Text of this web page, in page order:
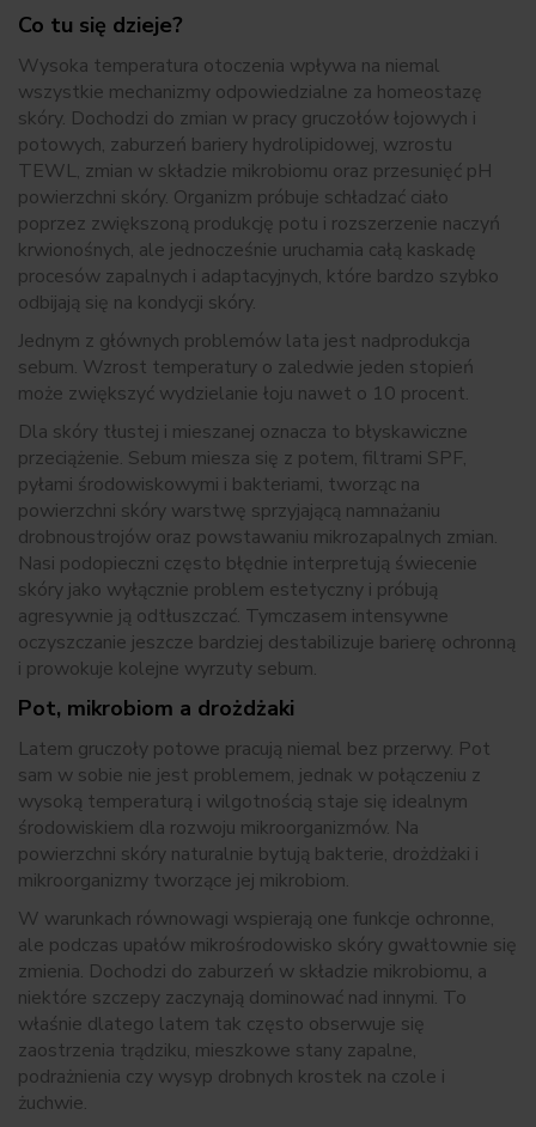
Co tu się dzieje?
Wysoka temperatura otoczenia wpływa na niemal
wszystkie mechanizmy odpowiedzialne za homeostazę
skóry. Dochodzi do zmian w pracy gruczołów łojowych i
potowych, zaburzeń bariery hydrolipidowej, wzrostu
TEWL, zmian w składzie mikrobiomu oraz przesunięć pH
powierzchni skóry. Organizm próbuje schładzać ciało
poprzez zwiększoną produkcję potu i rozszerzenie naczyń
krwionośnych, ale jednocześnie uruchamia całą kaskadę
procesów zapalnych i adaptacyjnych, które bardzo szybko
odbijają się na kondycji skóry.
Jednym z głównych problemów lata jest nadprodukcja
sebum. Wzrost temperatury o zaledwie jeden stopień
może zwiększyć wydzielanie łoju nawet o 10 procent.
Dla skóry tłustej i mieszanej oznacza to błyskawiczne
przeciążenie. Sebum miesza się z potem, filtrami SPF,
pyłami środowiskowymi i bakteriami, tworząc na
powierzchni skóry warstwę sprzyjającą namnażaniu
drobnoustrojów oraz powstawaniu mikrozapalnych zmian.
Nasi podopieczni często błędnie interpretują świecenie
skóry jako wyłącznie problem estetyczny i próbują
agresywnie ją odtłuszczać. Tymczasem intensywne
oczyszczanie jeszcze bardziej destabilizuje barierę ochronną
i prowokuje kolejne wyrzuty sebum.
Pot, mikrobiom a drożdżaki
Latem gruczoły potowe pracują niemal bez przerwy. Pot
sam w sobie nie jest problemem, jednak w połączeniu z
wysoką temperaturą i wilgotnością staje się idealnym
środowiskiem dla rozwoju mikroorganizmów. Na
powierzchni skóry naturalnie bytują bakterie, drożdżaki i
mikroorganizmy tworzące jej mikrobiom.
W warunkach równowagi wspierają one funkcje ochronne,
ale podczas upałów mikrośrodowisko skóry gwałtownie się
zmienia. Dochodzi do zaburzeń w składzie mikrobiomu, a
niektóre szczepy zaczynają dominować nad innymi. To
właśnie dlatego latem tak często obserwuje się
zaostrzenia trądziku, mieszkowe stany zapalne,
podrażnienia czy wysyp drobnych krostek na czole i
żuchwie.